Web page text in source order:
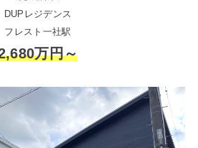
DUPレジデンス
フレスト一社駅
万円～